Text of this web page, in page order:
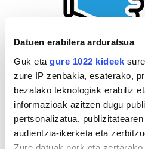
Datuen erabilera arduratsua
Guk eta gure 1022 kideek
zure IP zenbakia, esaterako,
bezalako teknologiak erabiliz
informazioak azitzen dugu
pertsonalizatua,
audientzia-ikerketa eta